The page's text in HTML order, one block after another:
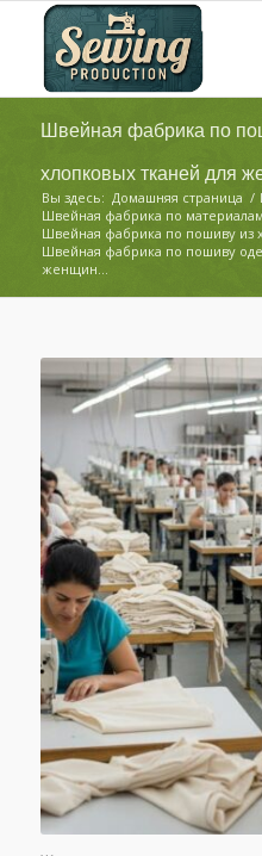
Швейная фабрика по
хлопковых тканей для
Вы здесь: Домашняя страница /
Швейная фабрика по
Швейная фабрика по пошиву из
Швейная фабрика по пошиву
женщин...